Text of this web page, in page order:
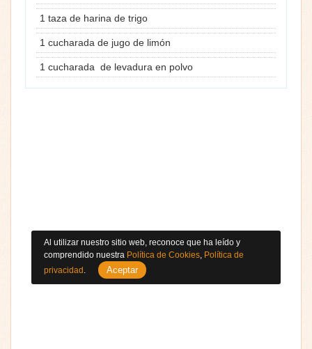
1 taza de harina de trigo
1 cucharada de jugo de limón
1 cucharada de levadura en polvo
Al utilizar nuestro sitio web, reconoce que ha leído y
comprendido nuestra Política de Cookies, Política de
privacidad . Aceptar